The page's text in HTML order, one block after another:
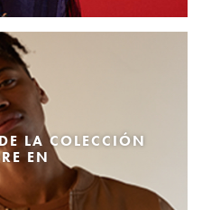
LA COLECCIÓN
EN